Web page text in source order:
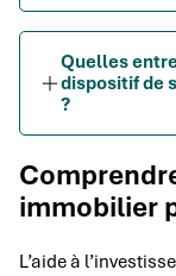
Quelles
dispositif de
?
immobilier
L’aide à